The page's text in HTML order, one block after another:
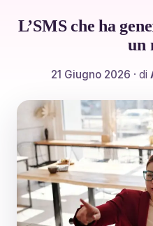
L’SMS che ha
un
21 Giugno 2026 · di